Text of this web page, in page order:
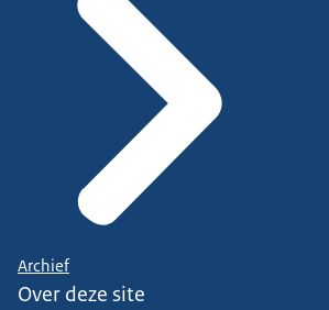
Archief
Over deze site